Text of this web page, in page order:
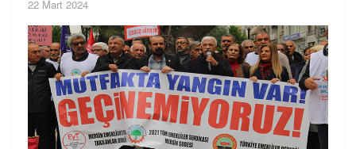
22 Mart 2024